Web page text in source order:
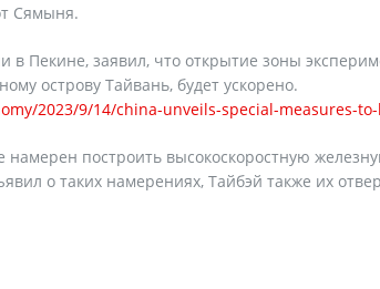
Сямыня.
в Пекине, заявил, что открытие зоны
острову Тайвань, будет ускорено.
2023/9/14/china-unveils-special-measures-
намерен построить высокоскоростную
о таких намерениях, Тайбэй также их